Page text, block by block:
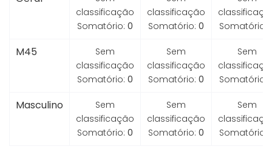
classificação
Somatório: 0
classificação
Somatório: 0
Somatório:
M45
Sem
classificação
Somatório: 0
Sem
classificação
Somatório: 0
Sem
Somatório:
Masculino
Sem
classificação
Somatório: 0
Sem
classificação
Somatório: 0
Sem
Somatório: